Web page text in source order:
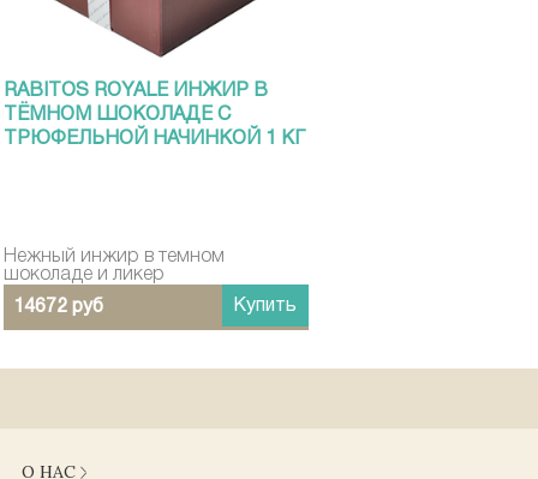
RABITOS ROYALE ИНЖИР В
ТЁМНОМ ШОКОЛАДЕ С
ТРЮФЕЛЬНОЙ НАЧИНКОЙ 1 КГ
Нежный инжир в темном
шоколаде и ликер
14672 руб
Купить
О НАС